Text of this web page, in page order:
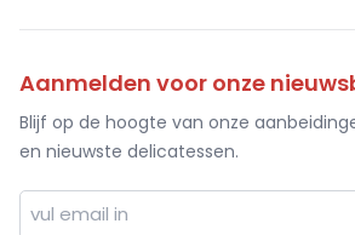
Aanmelden voor onze
Blijf op de hoogte van onze
en nieuwste delicatessen.